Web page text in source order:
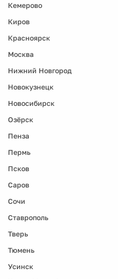
Кемерово
Киров
Красноярск
Москва
Нижний Новгород
Новокузнецк
Новосибирск
Озёрск
Пенза
Пермь
Псков
Саров
Сочи
Ставрополь
Тверь
Тюмень
Усинск